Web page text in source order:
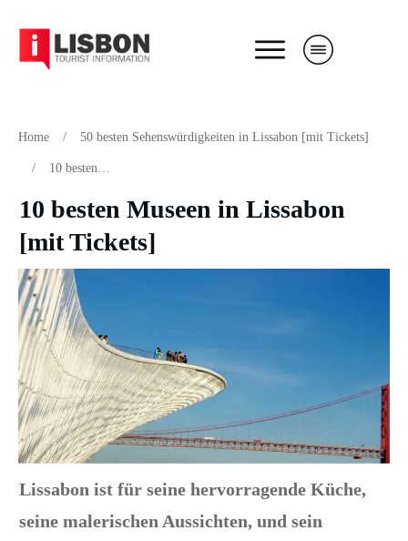
Home / 50 besten Sehenswürdigkeiten in Lissabon [mit Tickets]
/
10 besten Museen in Lissabon
[mit Tickets]
Lissabon ist für seine hervorragende Küche,
seine malerischen Aussichten, und sein